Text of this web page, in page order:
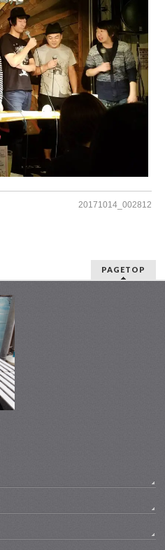
20171014_002812
PAGETOP